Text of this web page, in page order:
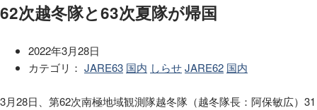
62次越冬隊と63次夏隊が帰国
2022年3月28日
カテゴリ： JARE63 国内 しらせJARE62 国内
3月28日、第62次南極地域観測隊越冬隊（越冬隊長：阿保敏広）31